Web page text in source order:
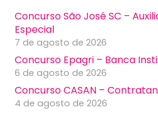
Concurso São José SC –
Especial
7 de agosto de 2026
Concurso Epagri – Banca
6 de agosto de 2026
Concurso CASAN –
4 de agosto de 2026